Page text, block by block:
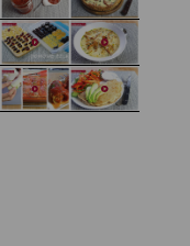
Domowy ketchup (bez
cukru)
Tarta francuska z
cebulą i pomidorem
Domowe żelki
Zupa kurkowa z
selerem i pietruszką